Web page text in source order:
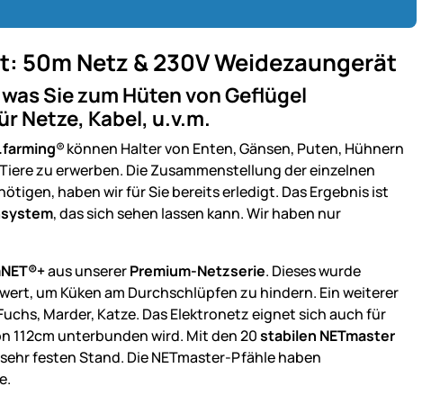
50m Netz & 230V Weidezaungerät
Sie zum Hüten von Geflügel
Netze, Kabel, u.v.m.
®können Halter von Enten, Gänsen, Puten, Hühnern
zu erwerben. Die Zusammenstellung der einzelnen
haben wir für Sie bereits erledigt. Das Ergebnis ist
, das sich sehen lassen kann. Wir haben nur
aus unsererPremium-Netzserie. Dieses wurde
um Küken am Durchschlüpfen zu hindern. Ein weiterer
Marder, Katze. Das Elektronetz eignet sich auch für
112cm unterbunden wird. Mit den 20stabilen NETmaster
festen Stand. Die NETmaster-Pfähle haben